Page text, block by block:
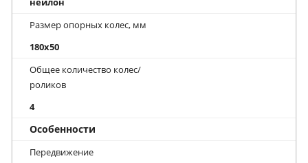
Размер опорных колес, мм
180x50
Общее количество колес/
роликов
4
Особенности
Передвижение